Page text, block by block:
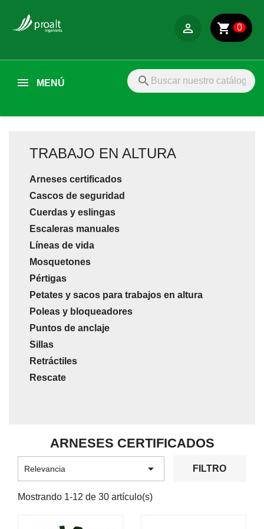
shopping_cart 0

search
MENÚ
TRABAJO EN ALTURA
Arneses certificados
Cascos de seguridad
Cuerdas y eslingas
Escaleras manuales
Líneas de vida
Mosquetones
Pértigas
Petates y sacos para trabajos en altura
Poleas y bloqueadores
Puntos de anclaje
Sillas
Retráctiles
Rescate
ARNESES CERTIFICADOS
Relevancia  FILTRO
Mostrando 1-12 de 30 artículo(s)